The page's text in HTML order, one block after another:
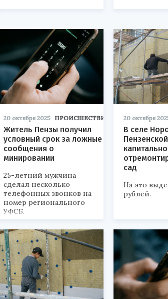
20 октября 2025 ПРОИСШЕСТВИЯ
Житель Пензы получил
условный срок за ложные
сообщения о
минировании
25-летний мужчина
сделал несколько
телефонных звонков на
номер регионального
УФСБ.
20 октября
В селе
капитально
сад
На это
рублей.